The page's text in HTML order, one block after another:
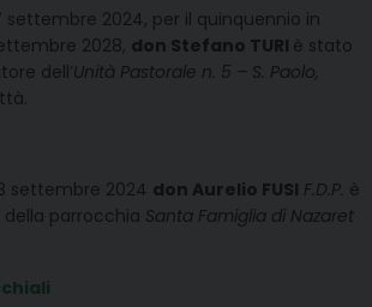
settembre 2024, per il quinquennio in
2028, don Stefano TURI è stato
dell’Unità Pastorale n. 5 – S. Paolo,
settembre 2024 don Aurelio FUSI F.D.P. è
parrocchia Santa Famiglia di Nazaret